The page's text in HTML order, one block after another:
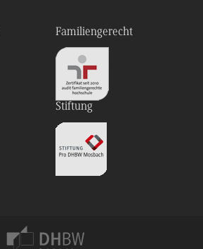
Familiengerecht
Stiftung